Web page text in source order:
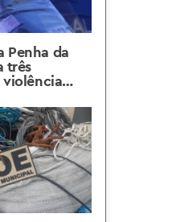
Penha da
três
violência